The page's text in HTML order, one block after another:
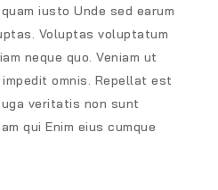
iusto Unde sed earum
Voluptas voluptatum
neque quo. Veniam ut
omnis. Repellat est
veritatis non sunt
qui Enim eius cumque